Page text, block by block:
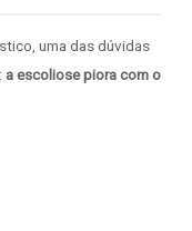
uma das dúvidas
a escoliose piora com o